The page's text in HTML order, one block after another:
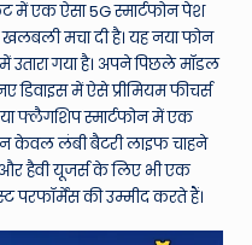
में एक ऐसा 5G स्मार्टफोन पेश
मचा दी है। यह नया फोन
उतारा गया है। अपने पिछले मॉडल
में ऐसे प्रीमियम फीचर्स
फ्लैगशिप स्मार्टफोन में एक
न केवल लंबी बैटरी लाइफ चाहने
हैवी यूजर्स के लिए भी एक
परफॉर्मेंस की उम्मीद करते हैं।